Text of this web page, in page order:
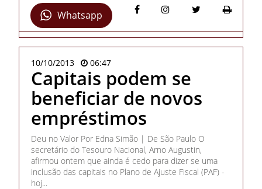
Whatsapp
10/10/2013 06:47
Capitais podem se
beneficiar de novos
empréstimos
Deu no Valor Por Edna Simão | De São Paulo O
secretário do Tesouro Nacional, Arno Augustin,
afirmou ontem que ainda é cedo para dizer se uma
inclusão das capitais no Plano de Ajuste Fiscal (PAF) -
hoj...